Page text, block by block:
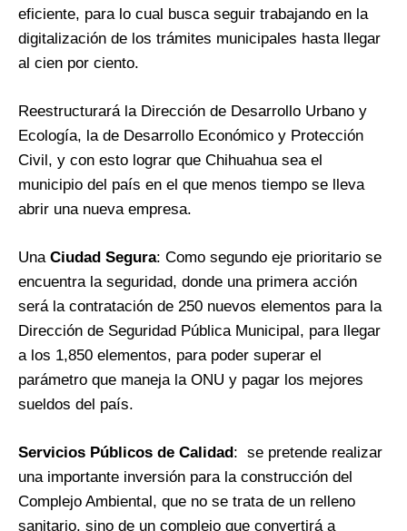
eficiente, para lo cual busca seguir trabajando en la
digitalización de los trámites municipales hasta llegar
al cien por ciento.
Reestructurará la Dirección de Desarrollo Urbano y
Ecología, la de Desarrollo Económico y Protección
Civil, y con esto lograr que Chihuahua sea el
municipio del país en el que menos tiempo se lleva
abrir una nueva empresa.
Una Ciudad Segura: Como segundo eje prioritario se
encuentra la seguridad, donde una primera acción
será la contratación de 250 nuevos elementos para la
Dirección de Seguridad Pública Municipal, para llegar
a los 1,850 elementos, para poder superar el
parámetro que maneja la ONU y pagar los mejores
sueldos del país.
Servicios Públicos de Calidad : se pretende realizar
una importante inversión para la construcción del
Complejo Ambiental, que no se trata de un relleno
sanitario, sino de un complejo que convertirá a